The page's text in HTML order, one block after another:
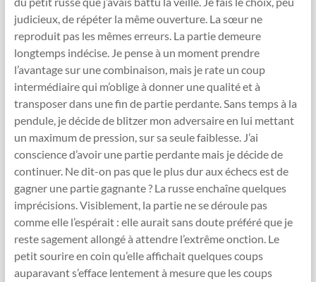
judicieux, de répéter la même ouverture. La sœur ne
reproduit pas les mêmes erreurs. La partie demeure
longtemps indécise. Je pense à un moment prendre
l’avantage sur une combinaison, mais je rate un coup
intermédiaire qui m’oblige à donner une qualité et à
transposer dans une fin de partie perdante. Sans temps à la
pendule, je décide de blitzer mon adversaire en lui mettant
un maximum de pression, sur sa seule faiblesse. J’ai
conscience d’avoir une partie perdante mais je décide de
continuer. Ne dit-on pas que le plus dur aux échecs est de
gagner une partie gagnante ? La russe enchaîne quelques
imprécisions. Visiblement, la partie ne se déroule pas
comme elle l’espérait : elle aurait sans doute préféré que je
reste sagement allongé à attendre l’extrême onction. Le
petit sourire en coin qu’elle affichait quelques coups
auparavant s’efface lentement à mesure que les coups